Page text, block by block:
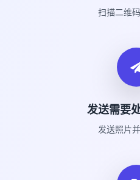
扫描二维
发送需要
发送照片